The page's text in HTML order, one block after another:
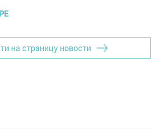
на страницу новости